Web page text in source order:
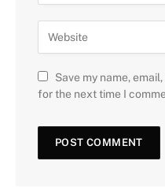
Save my name,
for the next time I